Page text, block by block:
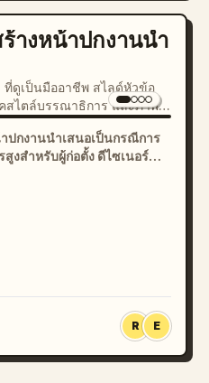
างหน้าปกงานนำ
ที่ดูเป็นมืออาชีพ สไลด์หัวข้อ
สไตล์บรรณาธิการ และภาพ
ยการจัดวางตัวอักษรที่โดด
ละเลย์เอาต์ขนาด 16:9
ปกงานนำเสนอเป็นกรณีการ
งสำหรับผู้ก่อตั้ง ดีไซเนอร์
R E